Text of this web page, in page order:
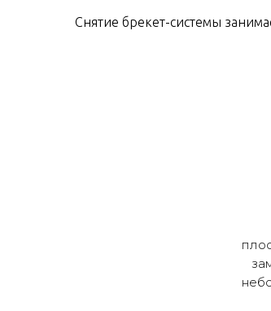
Снятие брекет-системы